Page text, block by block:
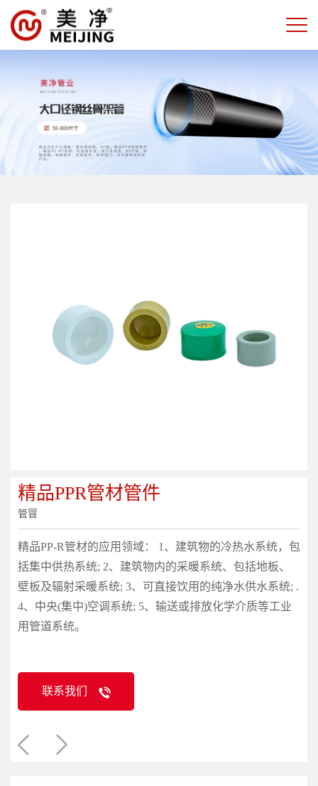
精品PPR管材管件
管冒
精品PP-R管材的应用领域： 1、建筑物的冷热水系统，包
括集中供热系统; 2、建筑物内的采暖系统、包括地板、
壁板及辐射采暖系统; 3、可直接饮用的纯净水供水系统; .
4、中央(集中)空调系统; 5、输送或排放化学介质等工业
用管道系统。
联系我们